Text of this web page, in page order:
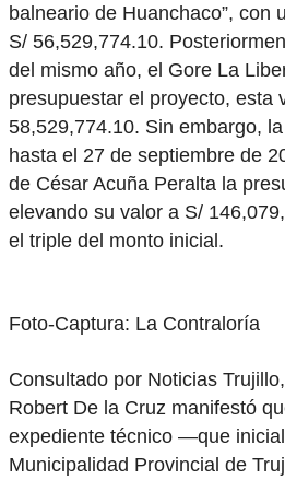
balneario de Huanchaco”, con
S/ 56,529,774.10.
del mismo año, el Gore La
presupuestar el proyecto, esta
58,529,774.10. Sin embargo,
hasta el 27 de septiembre de
de César Acuña Peralta la
elevando su valor a S/
el triple del monto inicial.
Foto-Captura: La Contraloría
Consultado por Noticias
Robert De la Cruz manifestó
expediente técnico —que
Municipalidad Provincial de